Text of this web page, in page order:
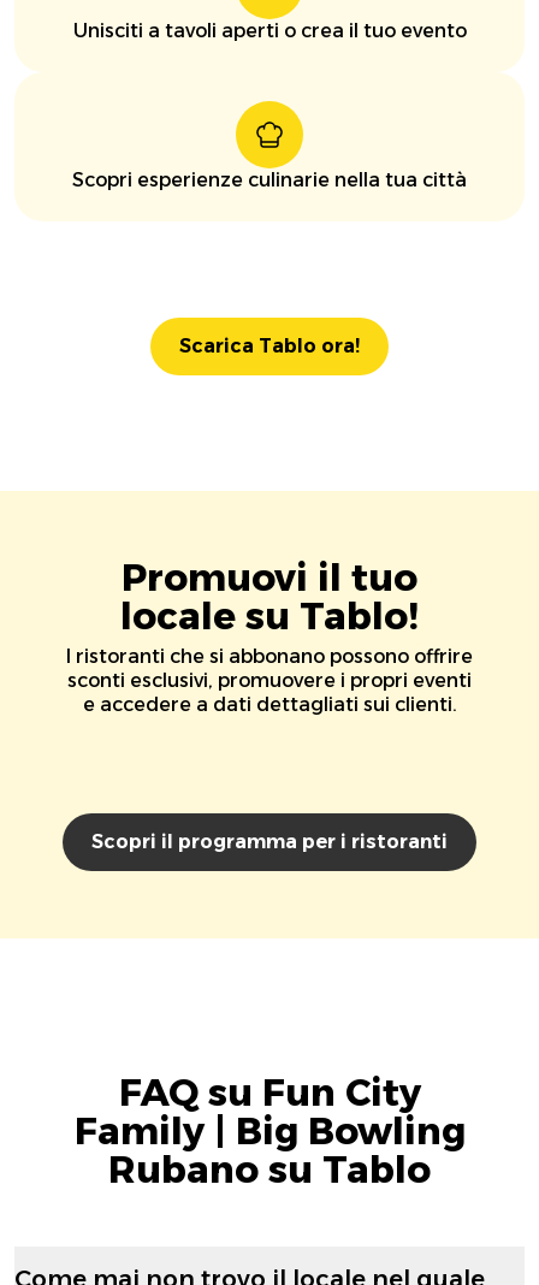
Unisciti a tavoli aperti o crea il tuo evento
Scopri esperienze culinarie nella tua città
Scarica Tablo ora!
Promuovi il tuo
locale su Tablo!
I ristoranti che si abbonano possono offrire
sconti esclusivi, promuovere i propri eventi
e accedere a dati dettagliati sui clienti.
Scopri il programma per i ristoranti
FAQ su Fun City
Family | Big Bowling
Rubano su Tablo
Come mai non trovo il locale nel quale